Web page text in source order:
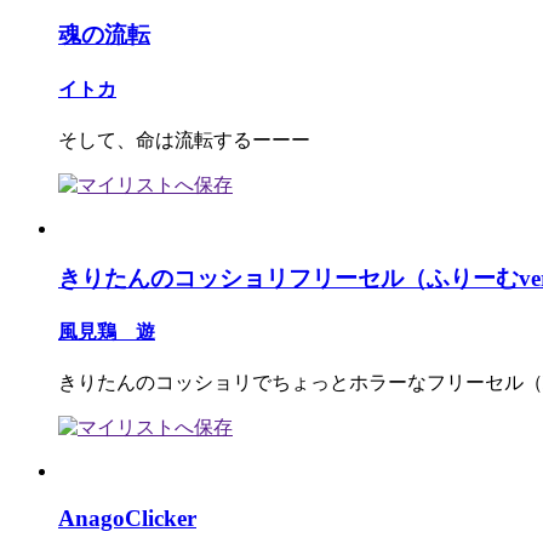
魂の流転
イトカ
そして、命は流転するーーー
きりたんのコッショリフリーセル（ふりーむver
風見鶏 遊
きりたんのコッショリでちょっとホラーなフリーセル（
AnagoClicker